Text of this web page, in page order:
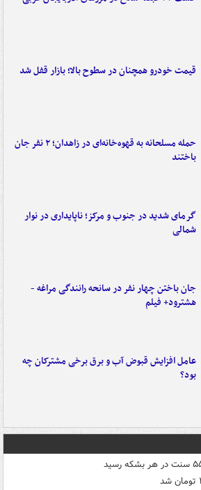
قیمت خودرو همچنان در سطوح بالا؛ بازار قفل شد
حمله مسلحانه به قهوه‌خانه‌ای در زاهدان؛ ۲ نفر جان
باختند
گرمای شدید در جنوب و مرکز؛ ناپایداری در نوار
شمالی
جان باختن چهار نفر در سانحه رانندگی مراغه -
هشترود+ فیلم
عامل افزایش قبوض آب و برق برخی مشترکان چه
بود؟